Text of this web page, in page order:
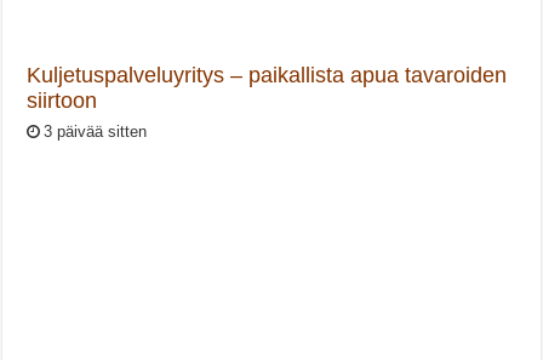
Kuljetuspalveluyritys – paikallista apua tavaroiden
siirtoon
3 päivää sitten